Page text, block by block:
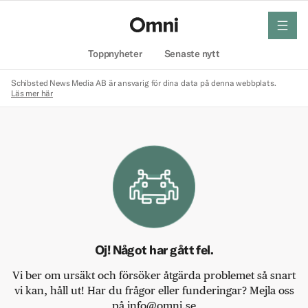
Toppnyheter Senaste nytt
meny
Schibsted News Media AB är ansvarig för dina data på denna webbplats.
Läs mer här
Oj! Något har gått fel.
Vi ber om ursäkt och försöker åtgärda problemet så snart
vi kan, håll ut! Har du frågor eller funderingar? Mejla oss